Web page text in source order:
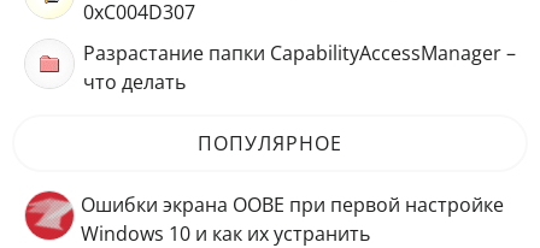
0xC004D307
Разрастание папки CapabilityAccessManager –
что делать
ПОПУЛЯРНОЕ
Ошибки экрана OOBE при первой настройке
Windows 10 и как их устранить